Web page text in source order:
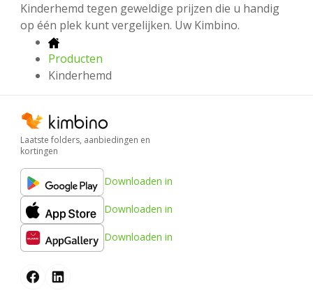
Kinderhemd tegen geweldige prijzen die u handig
op één plek kunt vergelijken. Uw Kimbino.
Producten
Kinderhemd
Laatste folders, aanbiedingen en
kortingen
Downloaden in
Downloaden in
Downloaden in